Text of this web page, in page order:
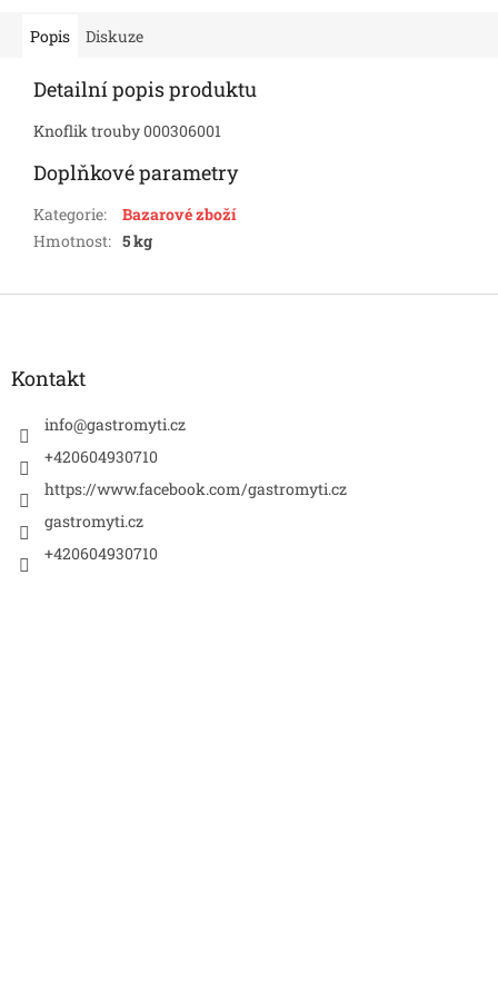
Popis Diskuze
Detailní popis produktu
Knoflik trouby 000306001
Doplňkové parametry
Kategorie:
Bazarové zboží
Hmotnost: 5 kg
Z
Kontakt
info@gastromyti.cz
+420604930710
https://www.facebook.com/gastromyti.cz
gastromyti.cz
+420604930710